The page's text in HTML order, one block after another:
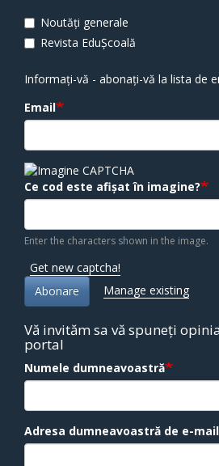
Noutăți generale
Revista EduȘcoală
Informați-vă - abonați-vă la lista de
Email
Ce cod este afișat în imagine?
Enter the characters shown in the image.
Get new captcha!
Abonare
Manage existing
Vă invităm sa vă spuneți
portal
Numele dumneavoastră
Adresa dumneavoastră de e-mail